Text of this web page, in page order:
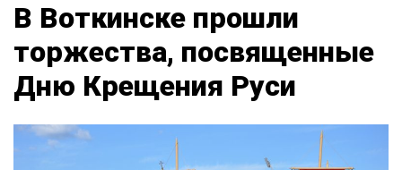
В Воткинске прошли
торжества, посвященные
Дню Крещения Руси